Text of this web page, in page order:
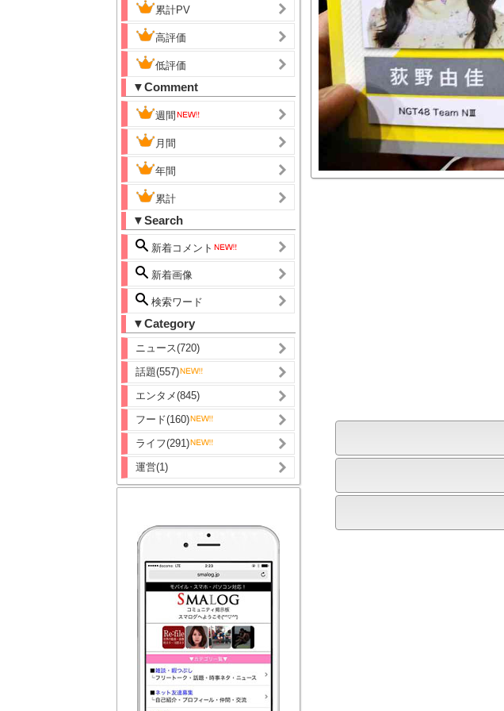
累計PV
高評価
低評価
▼Comment
週間
月間
年間
累計
▼Search
新着コメント
新着画像
検索ワード
▼Category
ニュース(720)
話題(557)
エンタメ(845)
フード(160)
ライフ(291)
運営(1)